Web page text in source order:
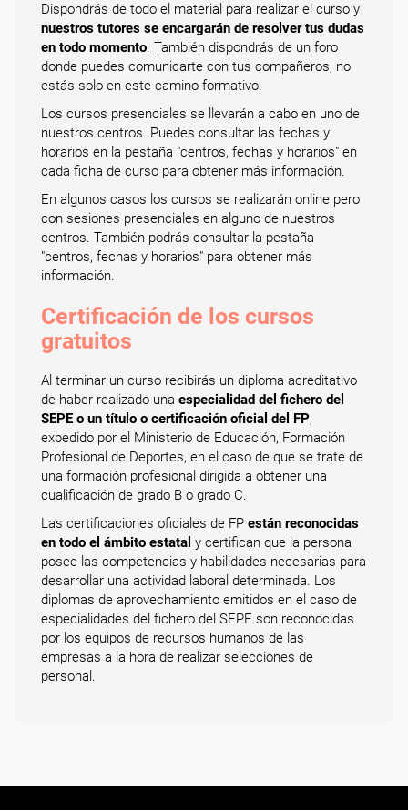
Dispondrás de todo el material para realizar el curso y
nuestros tutores se encargarán de resolver tus dudas
en todo momento. También dispondrás de un foro
donde puedes comunicarte con tus compañeros, no
estás solo en este camino formativo.
Los cursos presenciales se llevarán a cabo en uno de
nuestros centros. Puedes consultar las fechas y
horarios en la pestaña "centros, fechas y horarios" en
cada ficha de curso para obtener más información.
En algunos casos los cursos se realizarán online pero
con sesiones presenciales en alguno de nuestros
centros. También podrás consultar la pestaña
"centros, fechas y horarios" para obtener más
información.
Certificación de los cursos
gratuitos
Al terminar un curso recibirás un diploma acreditativo
de haber realizado una especialidad del fichero del
SEPE o un título o certificación oficial del FP,
expedido por el Ministerio de Educación, Formación
Profesional de Deportes, en el caso de que se trate de
una formación profesional dirigida a obtener una
cualificación de grado B o grado C.
Las certificaciones oficiales de FP están reconocidas
en todo el ámbito estatal y certifican que la persona
posee las competencias y habilidades necesarias para
desarrollar una actividad laboral determinada. Los
diplomas de aprovechamiento emitidos en el caso de
especialidades del fichero del SEPE son reconocidas
por los equipos de recursos humanos de las
empresas a la hora de realizar selecciones de
personal.